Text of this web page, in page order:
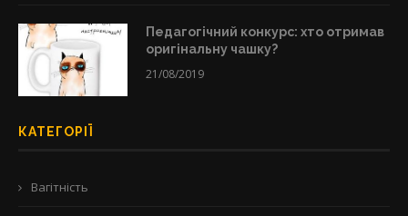
Педагогічний конкурс: хто отримав
оригінальну чашку?
21/08/2019
КАТЕГОРІЇ
Вагітність